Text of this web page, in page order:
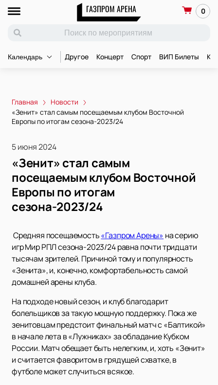
ГАЗПРОМ АРЕНА 0
Календарь Другое Концерт Спорт ВИП Билеты
Главная
Новости
«Зенит» стал самым посещаемым клубом Восточной
Европы по итогам сезона-2023/24
5 июня 2024
«Зенит» стал самым
посещаемым клубом Восточной
Европы по итогам
сезона-2023/24
Средняя посещаемость«Газпром Арены» на серию
игр Мир РПЛ сезона-2023/24 равна почти тридцати
тысячам зрителей. Причиной тому и популярность
«Зенита», и, конечно, комфортабельность самой
домашней арены клуба.
На подходе новый сезон, и клуб благодарит
болельщиков за такую мощную поддержку. Пока же
зенитовцам предстоит финальный матч с «Балтикой»
в начале лета в «Лужниках» за обладание Кубком
России. Матч обещает быть нелегким, и, хоть «Зенит»
и считается фаворитом в грядущей схватке, в
футболе может случиться всякое.